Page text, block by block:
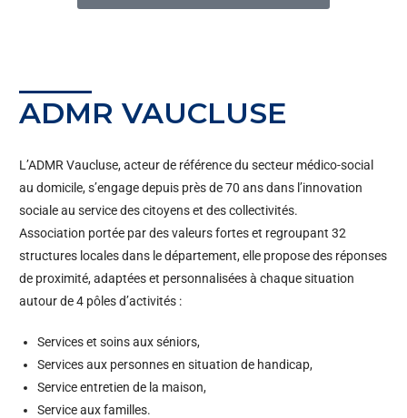
ADMR VAUCLUSE
L’ADMR Vaucluse, acteur de référence du secteur médico-social
au domicile, s’engage depuis près de 70 ans dans l’innovation
sociale au service des citoyens et des collectivités.
Association portée par des valeurs fortes et regroupant 32
structures locales dans le département, elle propose des réponses
de proximité, adaptées et personnalisées à chaque situation
autour de 4 pôles d’activités :
Services et soins aux séniors,
Services aux personnes en situation de handicap,
Service entretien de la maison,
Service aux familles.